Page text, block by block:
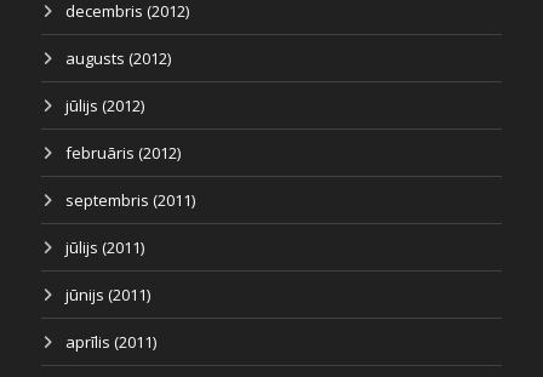
decembris (2012)
augusts (2012)
jūlijs (2012)
februāris (2012)
septembris (2011)
jūlijs (2011)
jūnijs (2011)
aprīlis (2011)